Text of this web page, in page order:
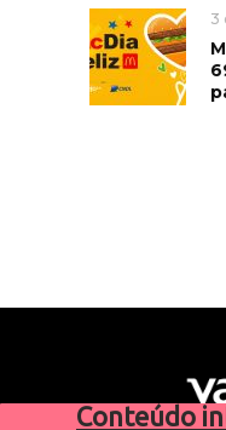
Conteúdo
3